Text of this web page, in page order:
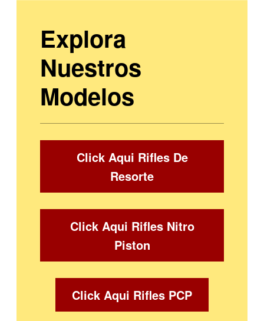
Explora
Nuestros
Modelos
Click Aqui Rifles De
Resorte
Click Aqui Rifles Nitro
Piston
Click Aqui Rifles PCP